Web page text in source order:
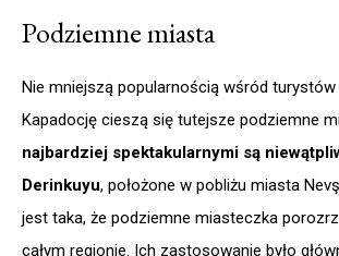
Podziemne miasta
Nie mniejszą popularnością wśród
Kapadocję cieszą się tutejsze podziemne
najbardziej spektakularnymi są
Derinkuyu, położone w pobliżu miasta
jest taka, że podziemne miasteczka
całym regionie. Ich zastosowanie było